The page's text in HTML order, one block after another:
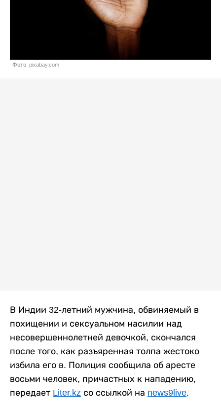
Фото: pixabay.com
В Индии 32-летний мужчина, обвиняемый в
похищении и сексуальном насилии над
несовершеннолетней девочкой, скончался
после того, как разъяренная толпа жестоко
избила его в. Полиция сообщила об аресте
восьми человек, причастных к нападению,
передает Liter.kz со ссылкой на news9live.